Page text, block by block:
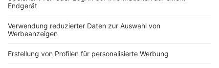
Arztpraxen nun auch dahingehend analysiert. Zuvor
hatte der MDR über das Thema berichtet.
Anzeige